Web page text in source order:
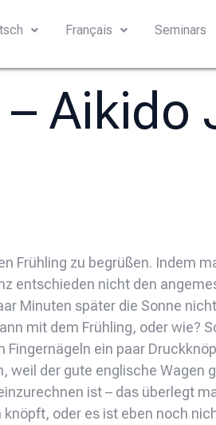
Français Seminars
Aikido
Frühling zu begrüßen. Indem
entschieden nicht den
Minuten später die Sonne
mit dem Frühling, oder wie?
ein paar
der gute englische Wagen
ist – das überlegt
oder es ist eben noch